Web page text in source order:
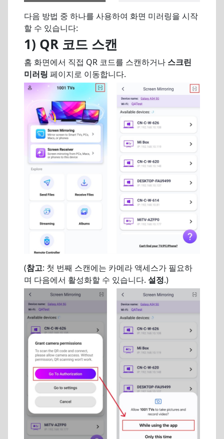
다음 방법 중 하나를 사용하여 화면 미러링을 시작
할 수 있습니다:
1) QR 코드 스캔
홈 화면에서 직접 QR 코드를 스캔하거나 스크린
미러링 페이지로 이동합니다.
(참고: 첫 번째 스캔에는 카메라 액세스가 필요하
며 다음에서 활성화할 수 있습니다. 설정.)